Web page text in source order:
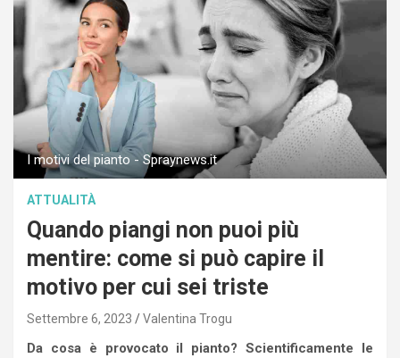
I motivi del pianto - Spraynews.it
ATTUALITÀ
Quando piangi non puoi più
mentire: come si può capire il
motivo per cui sei triste
Settembre 6, 2023 Valentina Trogu
Da cosa è provocato il pianto? Scientificamente le